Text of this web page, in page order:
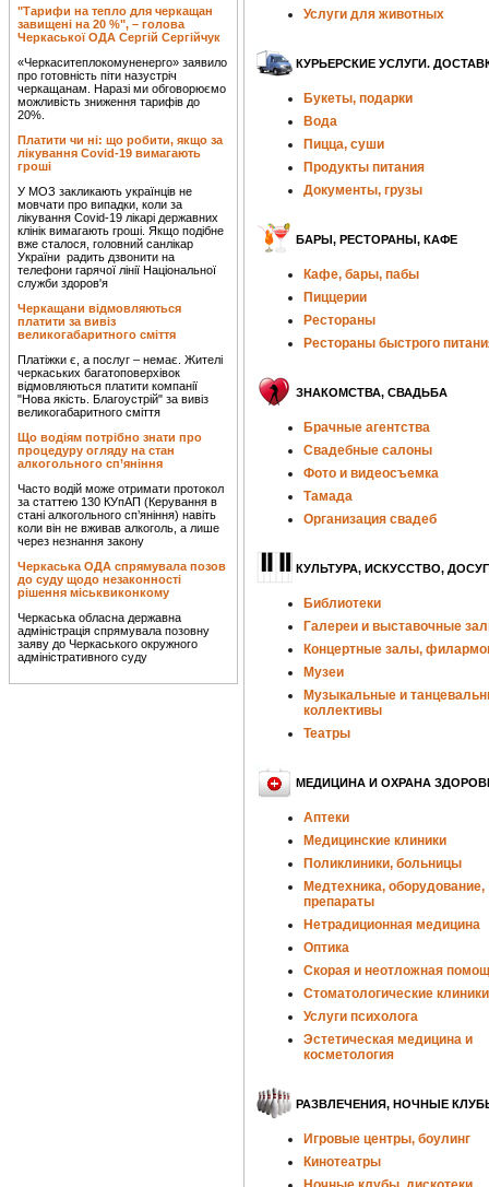
"Тарифи на тепло для черкащан
завищені на 20 %", – голова
Черкаської ОДА Сергій Сергійчук
«Черкаситеплокомуненерго» заявило
про готовність піти назустріч
черкащанам. Наразі ми обговорюємо
можливість зниження тарифів до
20%.
Платити чи ні: що робити, якщо за
лікування Covid-19 вимагають
гроші
У МОЗ закликають українців не
мовчати про випадки, коли за
лікування Covid-19 лікарі державних
клінік вимагають гроші. Якщо подібне
вже сталося, головний санлікар
України радить дзвонити на
телефони гарячої лінії Національної
служби здоров'я
Черкащани відмовляються
платити за вивіз
великогабаритного сміття
Платіжки є, а послуг – немає. Жителі
черкаських багатоповерхівок
відмовляються платити компанії
"Нова якість. Благоустрій" за вивіз
великогабаритного сміття
Що водіям потрібно знати про
процедуру огляду на стан
алкогольного сп’яніння
Часто водій може отримати протокол
за статтею 130 КУпАП (Керування в
стані алкогольного сп’яніння) навіть
коли він не вживав алкоголь, а лише
через незнання закону
Черкаська ОДА спрямувала позов
до суду щодо незаконності
рішення міськвиконкому
Черкаська обласна державна
адміністрація спрямувала позовну
заяву до Черкаського окружного
адміністративного суду
Услуги для животных
КУРЬЕРСКИЕ УСЛУГИ.
Букеты, подарки
Вода
Пицца, суши
Продукты питания
Документы, грузы
БАРЫ, РЕСТОРАНЫ, КАФЕ
Кафе, бары, пабы
Пиццерии
Рестораны
Рестораны быстрого
ЗНАКОМСТВА, СВАДЬБА
Брачные агентства
Свадебные салоны
Фото и видеосъемка
Тамада
Организация свадеб
КУЛЬТУРА, ИСКУССТВО, ДОСУГ
Библиотеки
Галереи и выставочные
Концертные залы,
Музеи
Музыкальные и
коллективы
Театры
МЕДИЦИНА И ОХРАНА
Аптеки
Медицинские клиники
Поликлиники, больницы
Медтехника, оборудование,
препараты
Нетрадиционная медицина
Оптика
Скорая и неотложная
Стоматологические клиники
Услуги психолога
Эстетическая медицина и
косметология
РАЗВЛЕЧЕНИЯ, НОЧНЫЕ
Игровые центры, боулинг
Кинотеатры